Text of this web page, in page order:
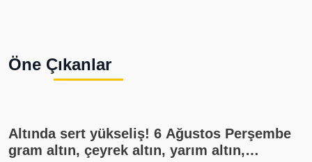
Öne Çıkanlar
Altında sert yükseliş! 6 Ağustos Perşembe
gram altın, çeyrek altın, yarım altın,